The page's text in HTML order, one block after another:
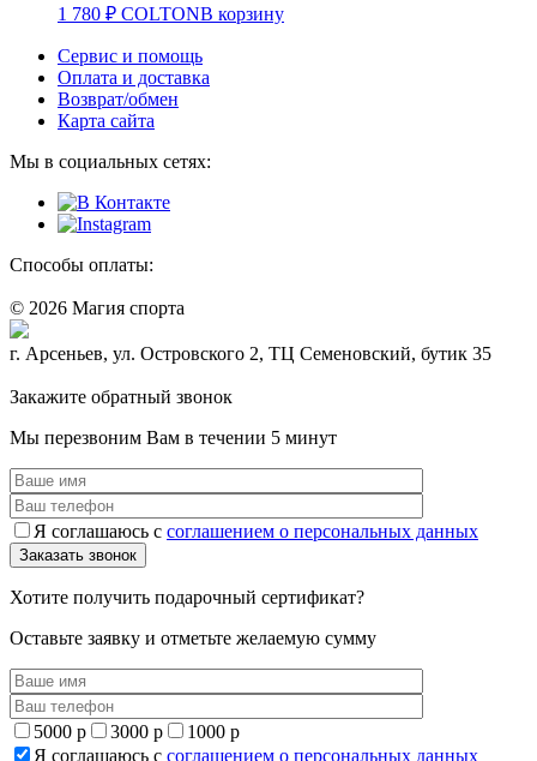
1 780 ₽ COLTONВ корзину
Сервис и помощь
Оплата и доставка
Возврат/обмен
Карта сайта
Мы в социальных сетях:
Способы оплаты:
© 2026 Магия спорта
г. Арсеньев, ул. Островского 2, ТЦ Семеновский, бутик 35
Закажите обратный звонок
Мы перезвоним Вам в течении 5 минут
Я соглашаюсь с соглашением о персональных данных
Хотите получить подарочный сертификат?
Оставьте заявку и отметьте желаемую сумму
5000 р 3000 р
1000 р
Я соглашаюсь с соглашением о персональных данных